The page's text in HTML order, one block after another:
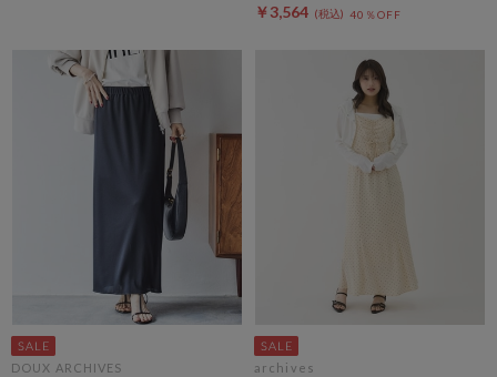
￥3,564 40％OFF
DOUX ARCHIVES archives